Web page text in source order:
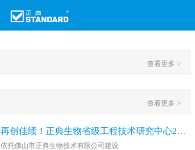
查看更多 >
再创佳绩！正典生物省级工程技术研究中心2025年度动态评估获评优秀
依托佛山市正典生物技术有限公司建设
查看更多 >